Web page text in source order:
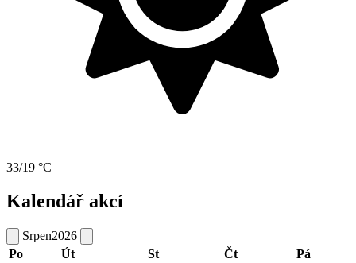
33/19 °C
Kalendář akcí
Srpen2026
Po
Út St Čt Pá